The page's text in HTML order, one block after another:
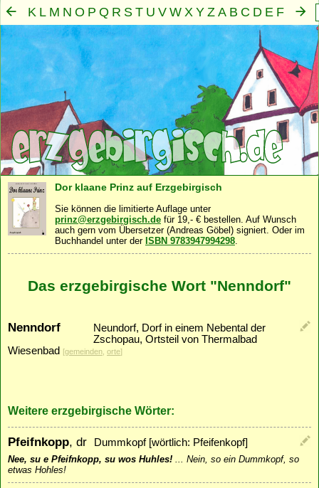
K L M N O P Q R S T U V W X Y Z A B C D E F
G H
J
Mensch · Seele· Geist ·Familie ·Gemeinschaft
Dor klaane Prinz auf Erzgebirgisch
Sie können die limitierte Auflage unter
prinz@erzgebirgisch.de für 19,- € bestellen. Auf Wunsch
auch gern vom Übersetzer (Andreas Göbel) signiert. Oder im
Buchhandel unter der ISBN 9783947994298.
Das erzgebirgische Wort "Nenndorf"
Nenndorf
Neundorf, Dorf in einem Nebental der
Zschopau, Ortsteil von Thermalbad
Wiesenbad
[gemeinden orte]
Weitere erzgebirgische Wörter:
Pfeifnkopp, dr Dummkopf [wörtlich: Pfeifenkopf]
Nee, su e Pfeifnkopp, su wos Huhles! ... Nein, so ein Dummkopf, so
etwas Hohles!